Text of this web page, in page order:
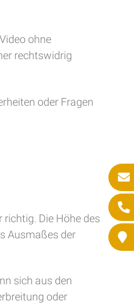
ohne
rechtswidrig
oder Fragen
Die Höhe des
Ausmaßes der
sich aus den
oder